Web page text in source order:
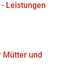
Leistungen
Mütter und